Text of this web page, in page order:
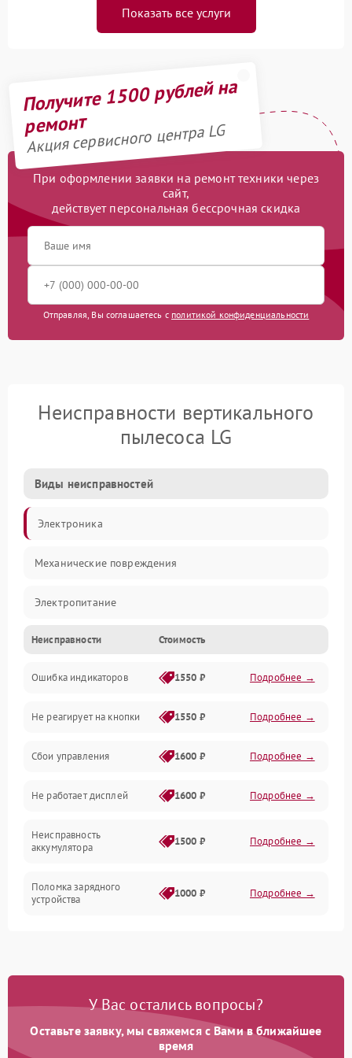
Показать все услуги
Получите 1500 рублей на
ремонт
Акция сервисного центра LG
При оформлении заявки на ремонт техники через
сайт,
действует персональная бессрочная скидка
Отправляя, Вы соглашаетесь с политикой конфиденциальности
Неисправности вертикального
пылесоса LG
Виды неисправностей
Электроника
Механические повреждения
Электропитание
Механика
Аккумулятор
Работа системы
Всасывание
Засор
Привод
Электронные компоненты
Неисправности Стоимость
Ошибка индикаторов 1550 ₽ Подробнее →
Не реагирует на кнопки 1550 ₽ Подробнее →
Сбои управления 1600 ₽ Подробнее →
Не работает дисплей 1600 ₽ Подробнее →
Неисправность
аккумулятора
1500 ₽ Подробнее →
Поломка зарядного
устройства
1000 ₽ Подробнее →
Поломка кнопки
Неисправность системы
1000 ₽ Подробнее →
У Вас остались вопросы?
Оставьте заявку, мы свяжемся с Вами в ближайшее
время